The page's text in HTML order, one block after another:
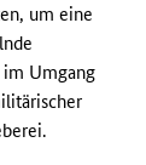
um eine
Umgang